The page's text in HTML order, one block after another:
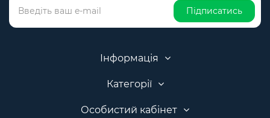
Підписатись
Інформація
Категорії
Особистий кабінет